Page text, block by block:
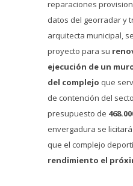
reparaciones
datos del georradar y
arquitecta municipal,
proyecto para su
ejecución de un
del complejo que
de contención del
presupuesto de
envergadura se
que el complejo
rendimiento el